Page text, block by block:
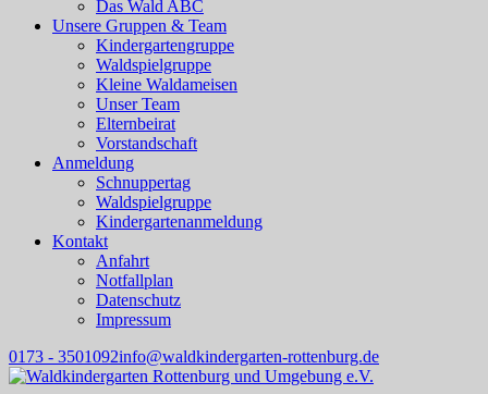
Das Wald ABC
Unsere Gruppen & Team
Kindergartengruppe
Waldspielgruppe
Kleine Waldameisen
Unser Team
Elternbeirat
Vorstandschaft
Anmeldung
Schnuppertag
Waldspielgruppe
Kindergartenanmeldung
Kontakt
Anfahrt
Notfallplan
Datenschutz
Impressum
0173 - 3501092info@waldkindergarten-rottenburg.de